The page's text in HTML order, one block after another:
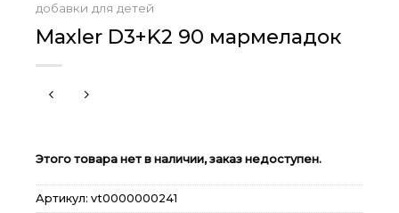
добавки для детей
Maxler D3+K2 90 мармеладок
Этого товара нет в наличии, заказ недоступен.
Артикул: vt0000000241